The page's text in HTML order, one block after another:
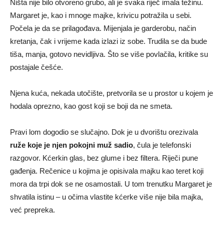
Ništa nije bilo otvoreno grubo, ali je svaka riječ imala težinu.
Margaret je, kao i mnoge majke, krivicu potražila u sebi.
Počela je da se prilagođava. Mijenjala je garderobu, način
kretanja, čak i vrijeme kada izlazi iz sobe. Trudila se da bude
tiša, manja, gotovo nevidljiva. Što se više povlačila, kritike su
postajale češće.
Njena kuća, nekada utočište, pretvorila se u prostor u kojem je
hodala oprezno, kao gost koji se boji da ne smeta.
Pravi lom dogodio se slučajno. Dok je u dvorištu orezivala
ruže koje je njen pokojni muž sadio, čula je telefonski
razgovor. Kćerkin glas, bez glume i bez filtera. Riječi pune
gađenja. Rečenice u kojima je opisivala majku kao teret koji
mora da trpi dok se ne osamostali. U tom trenutku Margaret je
shvatila istinu – u očima vlastite kćerke više nije bila majka,
već prepreka.